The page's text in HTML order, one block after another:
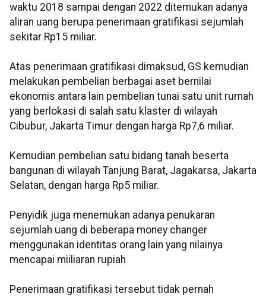
waktu 2018 sampai dengan 2022 ditemukan adanya
aliran uang berupa penerimaan gratifikasi sejumlah
sekitar Rp15 miliar.
Atas penerimaan gratifikasi dimaksud, GS kemudian
melakukan pembelian berbagai aset bernilai
ekonomis antara lain pembelian tunai satu unit rumah
yang berlokasi di salah satu klaster di wilayah
Cibubur, Jakarta Timur dengan harga Rp7,6 miliar.
Kemudian pembelian satu bidang tanah beserta
bangunan di wilayah Tanjung Barat, Jagakarsa, Jakarta
Selatan, dengan harga Rp5 miliar.
Penyidik juga menemukan adanya penukaran
sejumlah uang di beberapa money changer
menggunakan identitas orang lain yang nilainya
mencapai miiliaran rupiah
Penerimaan gratifikasi tersebut tidak pernah